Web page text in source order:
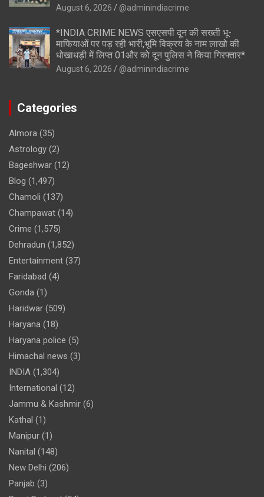
August 6, 2026 @adminindiacrime
*INDIA CRIME NEWS एसएसपी दून की सख्ती भू-
माफियाओं पर पड़ रही भारी,भूमि विक्रय के नाम लाखो की
धोखाधड़ी में लिप्त 01और को दून पुलिस ने किया गिरफ्तार*
August 6, 2026 @adminindiacrime
Categories
Almora (35)
Astrology (2)
Bageshwar (12)
Blog (1,497)
Chamoli (137)
Champawat (14)
Crime (1,575)
Dehradun (1,852)
Entertainment (37)
Faridabad (4)
Gonda (1)
Haridwar (509)
Haryana (18)
Haryana police (5)
Himachal news (3)
INDIA (1,304)
International (12)
Jammu & Kashmir (6)
Kathal (1)
Manipur (1)
Nanital (148)
New Delhi (206)
Panjab (3)